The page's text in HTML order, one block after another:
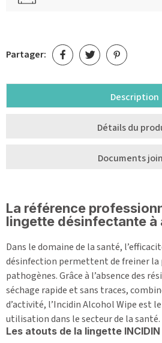
Partager:
Description
Détails du
Documents
La référence
lingette désinfectante à
Dans le domaine de la santé,
désinfection permettent de freiner la
pathogènes. Grâce à l’absence des
séchage rapide et sans traces,
d’activité, l’Incidin Alcohol Wipe est
utilisation dans le secteur de la santé.
Les atouts de la lingette INCIDIN